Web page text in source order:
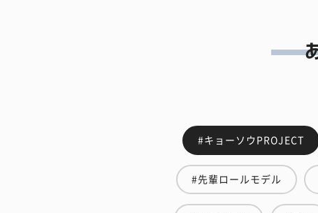
#キョーソウPROJECT
#先輩ロールモデル